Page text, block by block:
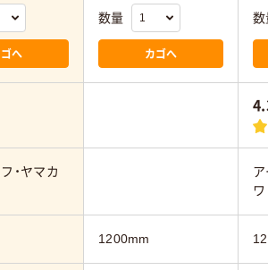
へ
数量
カゴへ
数
・ヤマカ
ア
ワ
1200mm